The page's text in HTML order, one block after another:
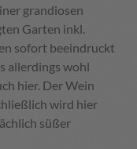
grandiosen
Garten inkl.
sofort beeindruckt
allerdings wohl
hier. Der Wein
wird hier
süßer